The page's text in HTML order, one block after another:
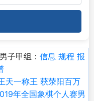
子甲组： 信息 规程 报
天一称王 获荥阳百万
年全国象棋个人赛男